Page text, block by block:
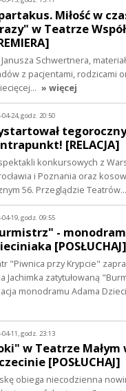
Miłość w
w Teatrze
Schwertnera,
z pacjentami, rodzicami
» więcej
04-24, godz. 20:50
[RELACJA]
konkursowych z
i Poznania oraz
56. Przeglądzie Teatrów…
04-19, godz. 09:55
-
[POSŁUCHAJ]
"Piwnica przy Krypcie"
Jachimka zatytułowaną
monodramu Adama
04-11, godz. 23:13
w Teatrze Małym
[POSŁUCHAJ]
obiega niecodzienna